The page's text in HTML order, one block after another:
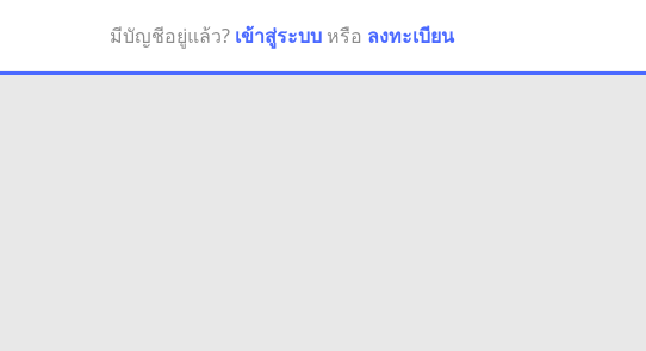
มีบัญชีอยู่แล้ว? เข้าสู่ระบบ หรือ ลงทะเบียน